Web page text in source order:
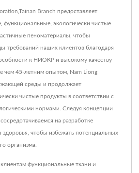
Branch предоставляет
функциональные, экологически чистые
пеноматериалы, чтобы
требований наших клиентов благодаря
к НИОКР и высокому качеству
чем 45-летним опытом, Nam Liong
среды и продолжает
чистые продукты в соответствии с
нормами. Следуя концепции
на разработке
здоровья, чтобы избежать потенциальных
организма.
клиентам функциональные ткани и